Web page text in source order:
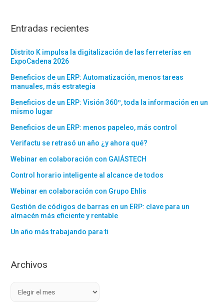
Entradas recientes
Distrito K impulsa la digitalización de las ferreterías en
ExpoCadena 2026
Beneficios de un ERP: Automatización, menos tareas
manuales, más estrategia
Beneficios de un ERP: Visión 360º, toda la información en un
mismo lugar
Beneficios de un ERP: menos papeleo, más control
Verifactu se retrasó un año ¿y ahora qué?
Webinar en colaboración con GAIÁSTECH
Control horario inteligente al alcance de todos
Webinar en colaboración con Grupo Ehlis
Gestión de códigos de barras en un ERP: clave para un
almacén más eficiente y rentable
Un año más trabajando para ti
Archivos